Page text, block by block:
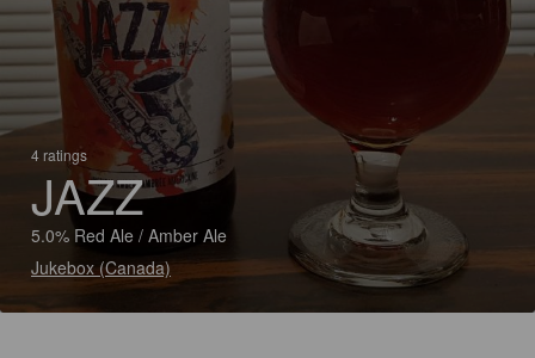
4 ratings
JAZZ
5.0% Red Ale / Amber Ale
Jukebox (Canada)